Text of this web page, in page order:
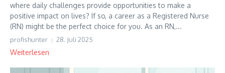
where daily challenges provide opportunities to make a
positive impact on lives? If so, a career as a Registered Nurse
(RN) might be the perfect choice for you. As an RN,...
profishunter 28. Juli 2025
Weiterlesen